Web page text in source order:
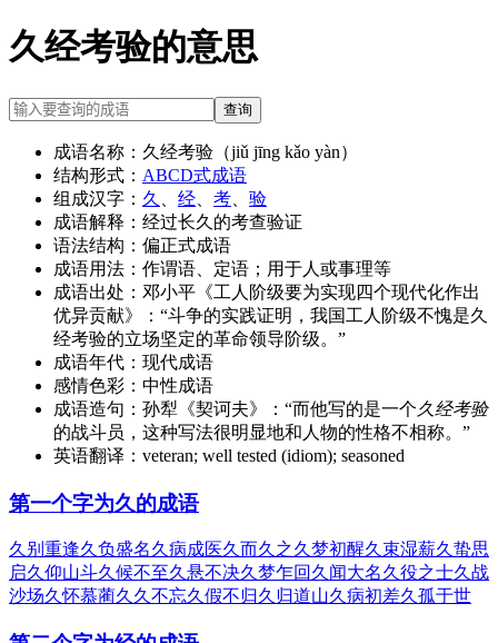
久经考验的意思
查询
成语名称： 久经考验（jiǔ jīng kǎo yàn）
结构形式： ABCD式成语
组成汉字： 久 经 考
验
成语解释： 经过长久的考查验证
语法结构： 偏正式成语
成语用法： 作谓语、定语；用于人或事理等
成语出处： 邓小平《工人阶级要为实现四个现代化作出
优异贡献》：“斗争的实践证明，我国工人阶级不愧是久
经考验的立场坚定的革命领导阶级。”
成语年代： 现代成语
感情色彩： 中性成语
成语造句： 孙犁《契诃夫》：“而他写的是一个久经考验
的战斗员，这种写法很明显地和人物的性格不相称。”
英语翻译： veteran; well tested (idiom); seasoned
第一个字为久的成语
久别重逢久负盛名久病成医久而久之久梦初醒久束湿薪久蛰思
启久仰山斗久候不至久悬不决久梦乍回 久闻大名久役之士久战
沙场久怀慕蔺久久不忘久假不归久归道山久病初差久孤于世